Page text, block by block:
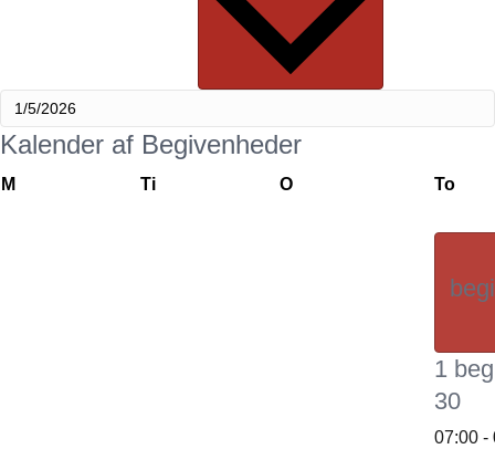
Kalender af Begivenheder
Mmandag Titirsdag Oonsdag To
1
30
07:00 -